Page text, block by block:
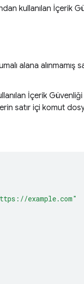
kullanılan İçerik
alana alınmamış
İçerik
satır içi komut
example.com"